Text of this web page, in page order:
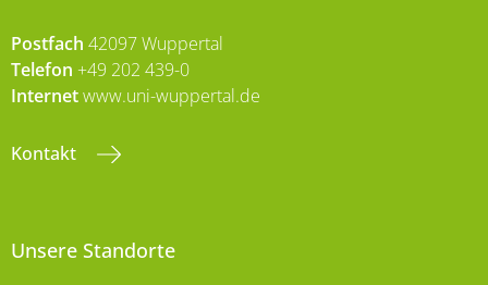
Postfach 42097 Wuppertal
Telefon +49 202 439-0
Internetwww.uni-wuppertal.de
Kontakt
Unsere Standorte